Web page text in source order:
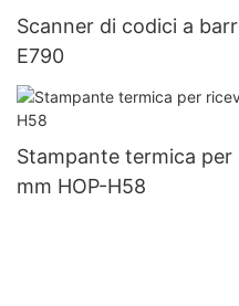
Scanner di codici a
E790
Stampante termica
mm HOP-H58